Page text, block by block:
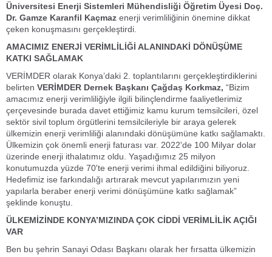
Üniversitesi Enerji Sistemleri Mühendisliği Öğretim Üyesi Doç.
Dr. Gamze Karanfil Kaçmaz enerji verimliliğinin önemine dikkat
çeken konuşmasını gerçekleştirdi.
AMACIMIZ ENERJİ VERİMLİLİĞİ ALANINDAKİ DÖNÜŞÜME
KATKI SAĞLAMAK
VERİMDER olarak Konya’daki 2. toplantılarını gerçekleştirdiklerini
belirten VERİMDER Dernek Başkanı Çağdaş Korkmaz, “Bizim
amacımız enerji verimliliğiyle ilgili bilinçlendirme faaliyetlerimiz
çerçevesinde burada davet ettiğimiz kamu kurum temsilcileri, özel
sektör sivil toplum örgütlerini temsilcileriyle bir araya gelerek
ülkemizin enerji verimliliği alanındaki dönüşümüne katkı sağlamaktı.
Ülkemizin çok önemli enerji faturası var. 2022'de 100 Milyar dolar
üzerinde enerji ithalatımız oldu. Yaşadığımız 25 milyon
konutumuzda yüzde 70'te enerji verimi ihmal edildiğini biliyoruz.
Hedefimiz ise farkındalığı artırarak mevcut yapılarımızın yeni
yapılarla beraber enerji verimi dönüşümüne katkı sağlamak”
şeklinde konuştu.
ÜLKEMİZİNDE KONYA’MIZINDA ÇOK CİDDİ VERİMLİLİK AÇIĞI
VAR
Ben bu şehrin Sanayi Odası Başkanı olarak her fırsatta ülkemizin